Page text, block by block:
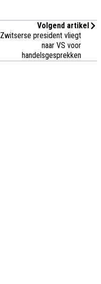
Volgend artikel
Zwitserse president vliegt
naar VS voor
handelsgesprekken